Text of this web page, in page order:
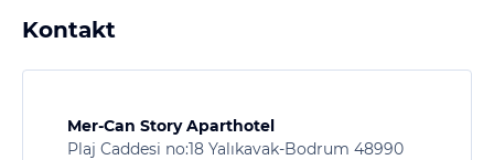
Kontakt
Mer-Can Story Aparthotel
Plaj Caddesi no:18 Yalıkavak-Bodrum 48990